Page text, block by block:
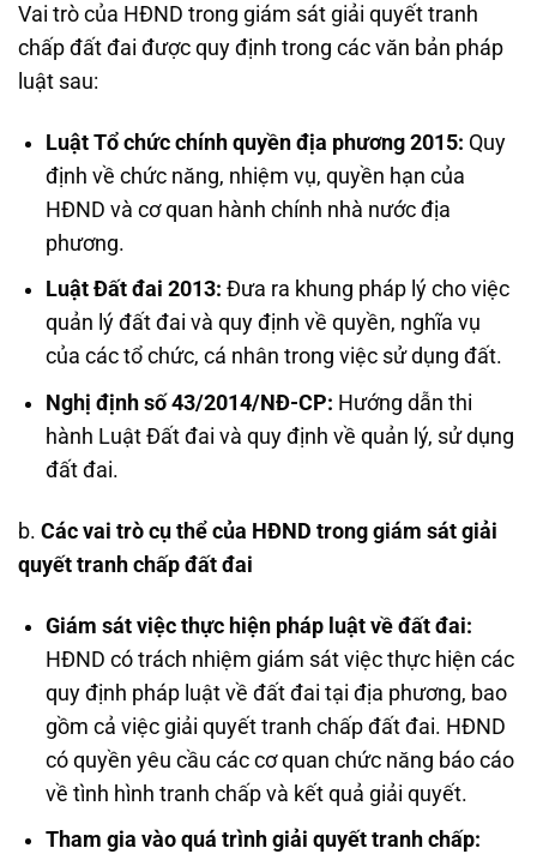
Vai trò của HĐND trong giám sát giải quyết tranh
chấp đất đai được quy định trong các văn bản pháp
luật sau:
Luật Tổ chức chính quyền địa phương 2015: Quy
định về chức năng, nhiệm vụ, quyền hạn của
HĐND và cơ quan hành chính nhà nước địa
phương.
Luật Đất đai 2013: Đưa ra khung pháp lý cho việc
quản lý đất đai và quy định về quyền, nghĩa vụ
của các tổ chức, cá nhân trong việc sử dụng đất.
Nghị định số 43/2014/NĐ-CP: Hướng dẫn thi
hành Luật Đất đai và quy định về quản lý, sử dụng
đất đai.
b. Các vai trò cụ thể của HĐND trong giám sát giải
quyết tranh chấp đất đai
Giám sát việc thực hiện pháp luật về đất đai:
HĐND có trách nhiệm giám sát việc thực hiện các
quy định pháp luật về đất đai tại địa phương, bao
gồm cả việc giải quyết tranh chấp đất đai. HĐND
có quyền yêu cầu các cơ quan chức năng báo cáo
về tình hình tranh chấp và kết quả giải quyết.
Tham gia vào quá trình giải quyết tranh chấp: